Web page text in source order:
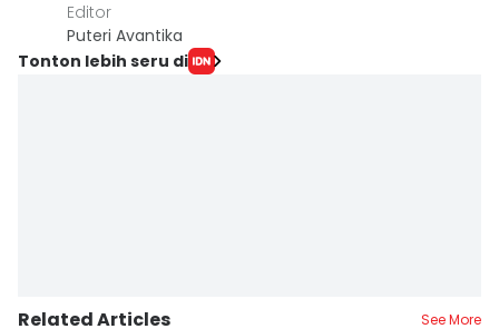
Editor
Puteri Avantika
Tonton lebih seru di
Related Articles See More